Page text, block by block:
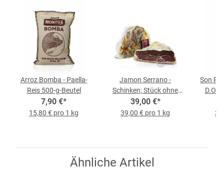
Arroz Bomba - Paella-
Reis 500-g-Beutel
7,90 €*
15,80 € pro 1 kg
Jamon Serrano -
Schinken; Stück ohne
Knochen, 1-kg-Stück
39,00 €*
39,00 € pro 1 kg
Son
D.O.
Ähnliche Artikel